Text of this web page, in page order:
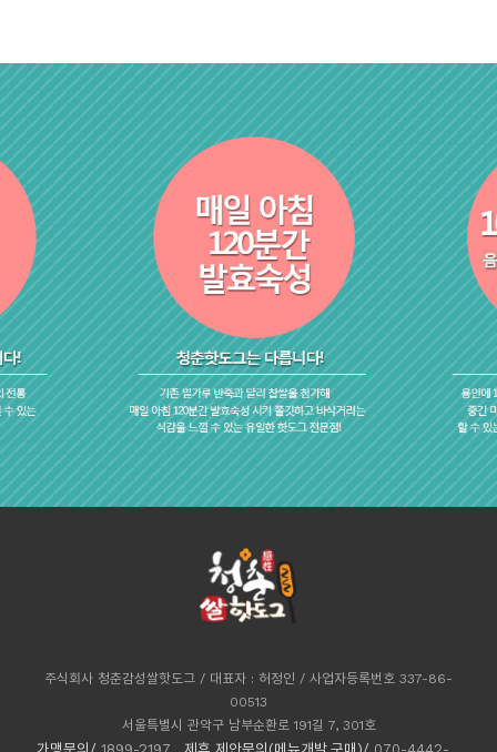
주식회사 청춘감성쌀핫도그 / 대표자 : 허정인 / 사업자등록번호 337-86-
00513
서울특별시 관악구 남부순환로 191길 7, 301호